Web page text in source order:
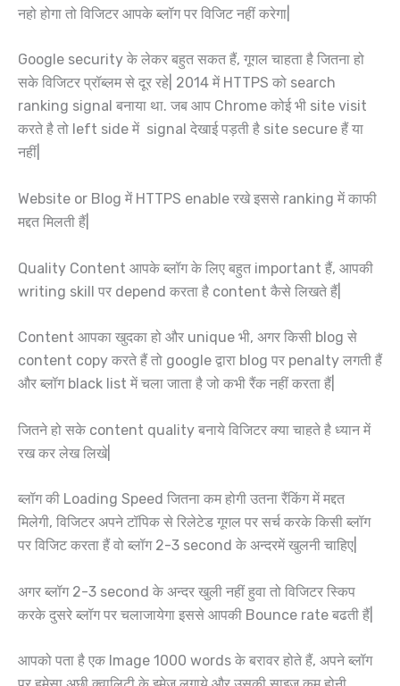
नहो होगा तो विजिटर आपके ब्लॉग पर विजिट नहीं करेगा|
Google security के लेकर बहुत सकत हैं, गूगल चाहता है जितना हो
सके विजिटर प्रॉब्लम से दूर रहे| 2014 में HTTPS को search
ranking signal बनाया था. जब आप Chrome कोई भी site visit
करते है तो left side में signal देखाई पड़ती है site secure हैं या
नहीं|
Website or Blog में HTTPS enable रखे इससे ranking में काफी
मद्दत मिलती हैं|
Quality Content आपके ब्लॉग के लिए बहुत important हैं, आपकी
writing skill पर depend करता है content कैसे लिखते हैं|
Content आपका खुदका हो और unique भी, अगर किसी blog से
content copy करते हैं तो google द्वारा blog पर penalty लगती हैं
और ब्लॉग black list में चला जाता है जो कभी रैंक नहीं करता हैं|
जितने हो सके content quality बनाये विजिटर क्या चाहते है ध्यान में
रख कर लेख लिखे|
ब्लॉग की Loading Speed जितना कम होगी उतना रैंकिंग में मद्दत
मिलेगी, विजिटर अपने टॉपिक से रिलेटेड गूगल पर सर्च करके किसी ब्लॉग
पर विजिट करता हैं वो ब्लॉग 2-3 second के अन्दरमें खुलनी चाहिए|
अगर ब्लॉग 2-3 second के अन्दर खुली नहीं हुवा तो विजिटर स्किप
करके दुसरे ब्लॉग पर चलाजायेगा इससे आपकी Bounce rate बढती हैं|
आपको पता है एक Image 1000 words के बरावर होते हैं, अपने ब्लॉग